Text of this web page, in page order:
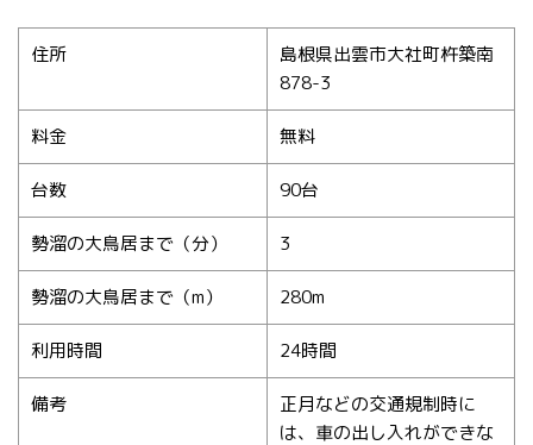
住所
島根県出雲市大社町杵築南
878-3
料金 無料
台数 90台
勢溜の大鳥居まで（分） 3
勢溜の大鳥居まで（m） 280m
利用時間 24時間
備考
正月などの交通規制時に
は、車の出し入れができな